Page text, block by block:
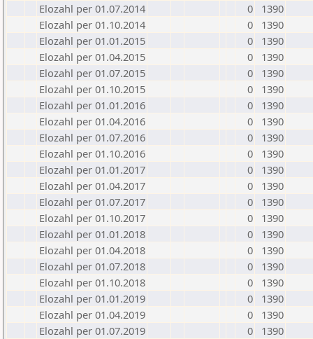
Elozahl per 01.07.2014
0
1390
Elozahl per 01.10.2014
0
1390
Elozahl per 01.01.2015
0
1390
Elozahl per 01.04.2015
0
1390
Elozahl per 01.07.2015
0
1390
Elozahl per 01.10.2015
0
1390
Elozahl per 01.01.2016
0
1390
Elozahl per 01.04.2016
0
1390
Elozahl per 01.07.2016
0
1390
Elozahl per 01.10.2016
0
1390
Elozahl per 01.01.2017
0
1390
Elozahl per 01.04.2017
0
1390
Elozahl per 01.07.2017
0
1390
Elozahl per 01.10.2017
0
1390
Elozahl per 01.01.2018
0
1390
Elozahl per 01.04.2018
0
1390
Elozahl per 01.07.2018
0
1390
Elozahl per 01.10.2018
0
1390
Elozahl per 01.01.2019
0
1390
Elozahl per 01.04.2019
0
1390
Elozahl per 01.07.2019
0
1390